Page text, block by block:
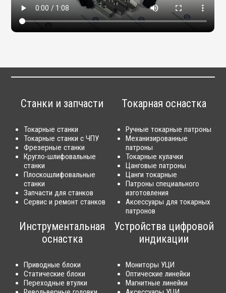
Станки и запчасти
Токарные станки
Токарные станки с ЧПУ
Фрезерные станки
Кругло-шлифовальные
станки
Плоскошлифовальные
станки
Запчасти для станков
Сервис и ремонт станков
Токарная оснастка
Ручные токарные патроны
Механизированные
патроны
Токарные кулачки
Цанговые патроны
Цанги токарные
Патроны специального
изготовления
Аксессуары для токарных
патронов
Инструментальная
оснастка
Приводные блоки
Статические блоки
Переходные втулки
Устройства цифровой
индикации
Мониторы УЦИ
Оптические линейки
Магнитные линейки